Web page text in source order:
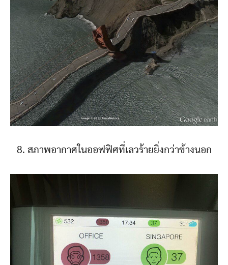
8. สภาพอากาศในออฟฟิศที่เลวร้ายยิ่งกว่าข้างนอก